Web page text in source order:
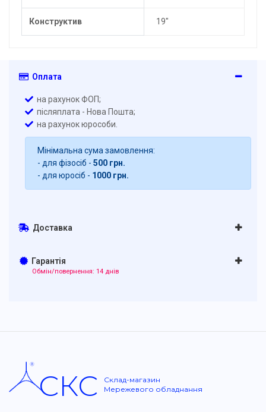
Конструктив 19"
Оплата
на рахунок ФОП;
післяплата - Нова Пошта;
на рахунок юрособи.
Мінімальна сума замовлення:
- для фізосіб - 500 грн.
- для юросіб - 1000 грн.
Доставка
Гарантія
Обмін/повернення: 14 днів
СКС
Склад-магазин
Мережевого обладнання